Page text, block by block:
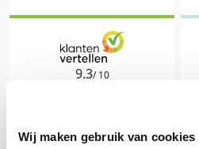
Wij maken gebruik van cookies
9.3/ 10
"Een onvergetelijk feest en